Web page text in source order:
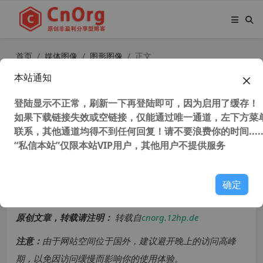
首页 媒体图像 图形图像 正文
最强图像转换工具 Pixillion Image C
onverter v11.54 中文注册版 Pixillio
n图像转换器 支持avif、webp、ps
d、svg格式
原创文章，转载请注明： 转载自cnorg.12hp.de
注意： 由于网站空间位于国外，建议避开晚上的访问高峰
期，以免因访问缓慢而影响你的使用体验。
本站通知
登陆显示不正常，刷新一下再登陆即可，因为启用了缓存！
如果下载链接失效或空链接，仅能通过唯一通道，左下方菜
联系，其他通道均得不到任何回复！请不要浪费你的时间
“私信本站”仅限本站VIP用户，其他用户不提供服务
确定